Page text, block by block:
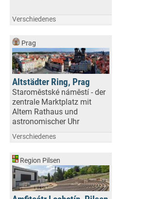
Verschiedenes
Prag
Altstädter Ring, Prag
Staroměstské náměstí - der
zentrale Marktplatz mit
Altem Rathaus und
astronomischer Uhr
Verschiedenes
Region Pilsen